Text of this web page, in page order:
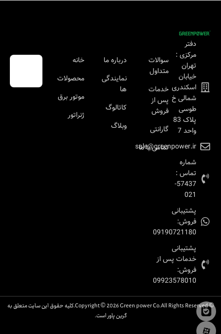
دفتر
مرکزی :
تهران
خیابان
اسکندری
شمالی خ
طوسی
پلاک 83
واحد 7
sale@greenpower.ir
شماره
تماس :
57437-
021
پشتیبانی
فروش:
09190721180
پشتیبانی
خدمات پس از
فروش:
09923578010
سوالات
متداول
خدمات
پس از
فروش
گارانتی
تماس با ما
درباره ما
نمایندگی
ها
کاتالوگ
وبلاگ
خانه
محصولات
موتور برق
ژنراتور
© Copyright © 2026 Green power Co.All Rights Reserved.کلیه حقوق این سایت متعلق به
گرین پاور است.